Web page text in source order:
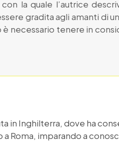
la quale l’autrice
gradita agli amanti di
necessario tenere in
in Inghilterra, dove ha
Roma, imparando a